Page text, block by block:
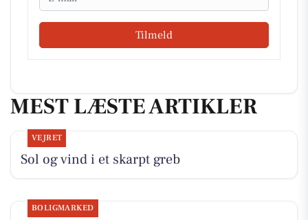
Tilmeld
MEST LÆSTE ARTIKLER
VEJRET
Sol og vind i et skarpt greb
BOLIGMARKED